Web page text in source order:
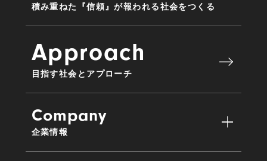
積み重ねた『信頼』が報われる社会をつくる
Approach
目指す社会とアプローチ
Company
企業情報